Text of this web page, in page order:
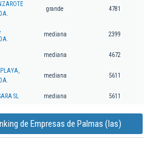
grande 4781
mediana 2399
mediana 4672
mediana 5611
SL mediana 5611
de Empresas de Palmas (las)